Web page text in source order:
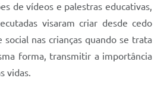
de vídeos e palestras educativas,
visaram criar desde cedo
social nas crianças quando se trata
forma, transmitir a importância
vidas.